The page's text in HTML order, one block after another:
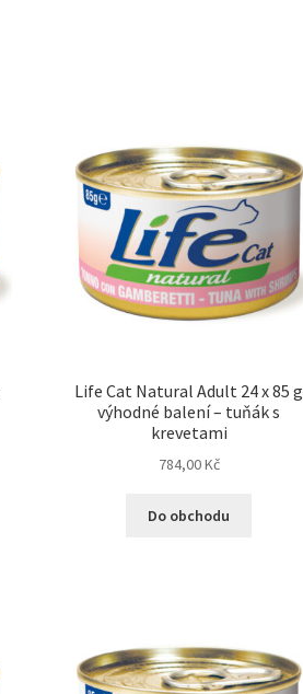
Life Cat Natural Adult 24 x 85 g
výhodné balení – tuňák s
krevetami
784,00Kč
Do obchodu